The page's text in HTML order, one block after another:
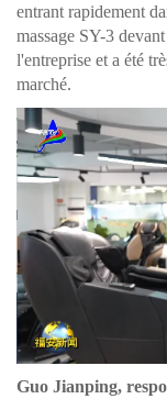
entrant rapidement
massage SY-3
l'entreprise et a été
marché.
Guo Jianping,